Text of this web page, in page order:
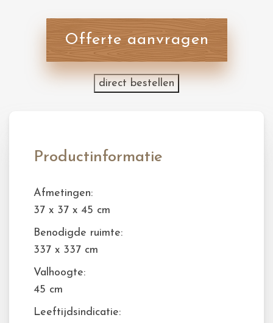
Offerte aanvragen
direct bestellen
Productinformatie
Afmetingen:
37 x 37 x 45 cm
Benodigde ruimte:
337 x 337 cm
Valhoogte:
45 cm
Leeftijdsindicatie: